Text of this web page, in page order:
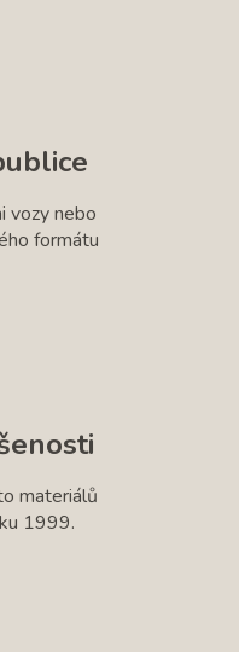
vozy nebo
formátu
materiálů
1999.